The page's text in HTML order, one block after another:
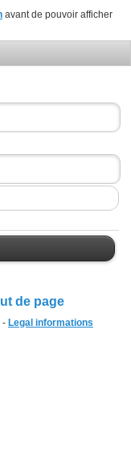
avant de pouvoir afficher
de page
- Legal informations